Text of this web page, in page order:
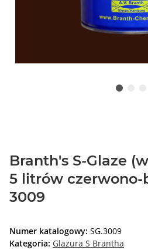
Branth's S-Glaze
5 litrów czerwono-
3009
Numer katalogowy: SG.3009
Kategoria: Glazura S Brantha